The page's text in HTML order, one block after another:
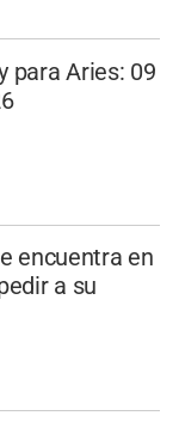
para Aries: 09
encuentra en
a su